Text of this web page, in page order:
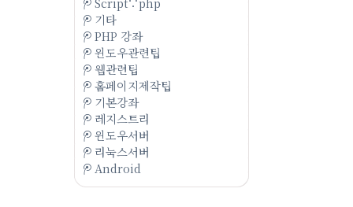
기타
PHP 강좌
윈도우관련팁
웹관련팁
홈페이지제작팁
기본강좌
레지스트리
윈도우서버
리눅스서버
Android